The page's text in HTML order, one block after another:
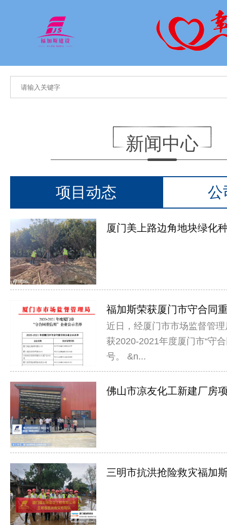
新闻中心
项目动态 公
厦门美上路边角地块绿化
福加斯荣获厦门市守合同
近日，经厦门市市场监督管
获2020-2021年度厦门市“守
号。 &n...
佛山市凉友化工新建厂房
三明市抗洪抢险救灾福加